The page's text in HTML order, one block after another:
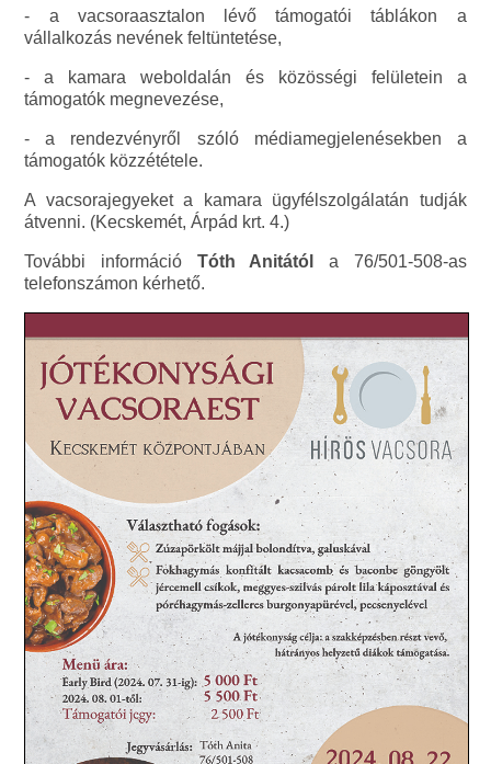
- a vacsoraasztalon lévő támogatói táblákon a
vállalkozás nevének feltüntetése,
- a kamara weboldalán és közösségi felületein a
támogatók megnevezése,
- a rendezvényről szóló médiamegjelenésekben a
támogatók közzététele.
A vacsorajegyeket a kamara ügyfélszolgálatán tudják
átvenni. (Kecskemét, Árpád krt. 4.)
További információ Tóth Anitától
a 76/501-508-as
telefonszámon kérhető.